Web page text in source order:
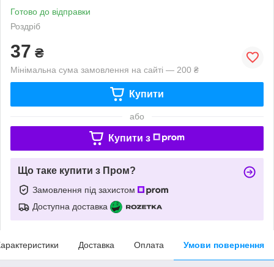
Готово до відправки
Роздріб
37 ₴
Мінімальна сума замовлення на сайті — 200 ₴
Купити
або
Купити з
Що таке купити з Пром?
Замовлення під захистом
Доступна доставка
Доставка Оплата Умови повернення